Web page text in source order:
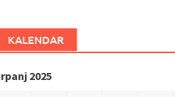
KALENDAR
2025